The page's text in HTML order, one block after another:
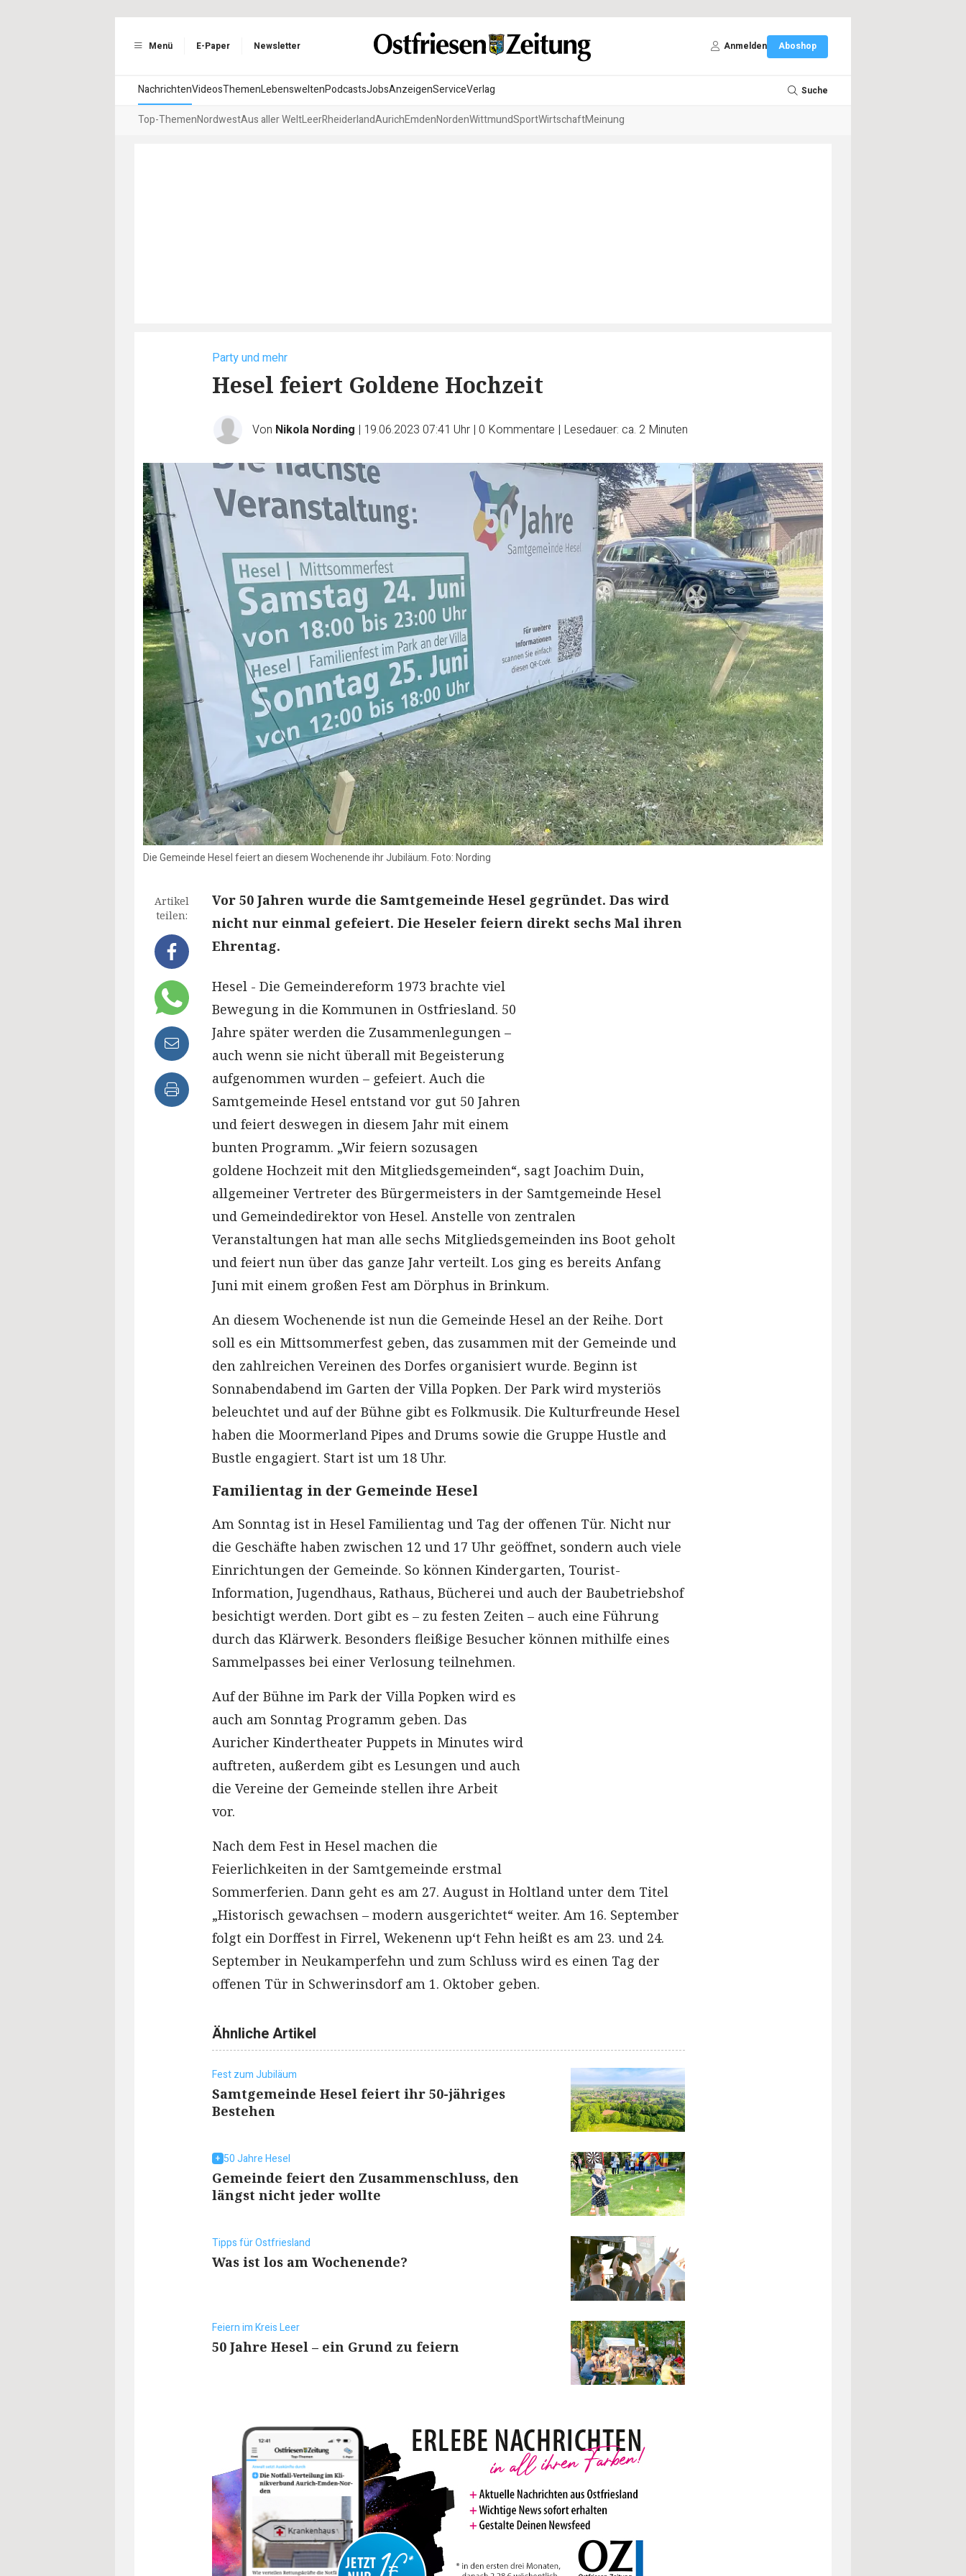
Menü E-Paper Newsletter Anmelden Aboshop
NachrichtenVideosThemenLebensweltenPodcastsJobsAnzeigenServiceVerlag Suche
Top-ThemenNordwestAus aller WeltLeerRheiderlandAurichEmdenNordenWittmundSportWirtschaftMeinung
Party und mehr
Hesel feiert Goldene Hochzeit
Von Nikola Nording | 19.06.2023 07:41 Uhr | 0 Kommentare | Lesedauer: ca. 2 Minuten
Die Gemeinde Hesel feiert an diesem Wochenende ihr Jubiläum. Foto: Nording
Artikel
teilen:
Vor 50 Jahren wurde die Samtgemeinde Hesel gegründet. Das wird
nicht nur einmal gefeiert. Die Heseler feiern direkt sechs Mal ihren
Ehrentag.
Hesel - Die Gemeindereform 1973 brachte viel
Bewegung in die Kommunen in Ostfriesland. 50
Jahre später werden die Zusammenlegungen –
auch wenn sie nicht überall mit Begeisterung
aufgenommen wurden – gefeiert. Auch die
Samtgemeinde Hesel entstand vor gut 50 Jahren
und feiert deswegen in diesem Jahr mit einem
bunten Programm. „Wir feiern sozusagen
goldene Hochzeit mit den Mitgliedsgemeinden“, sagt Joachim Duin,
allgemeiner Vertreter des Bürgermeisters in der Samtgemeinde Hesel
und Gemeindedirektor von Hesel. Anstelle von zentralen
Veranstaltungen hat man alle sechs Mitgliedsgemeinden ins Boot geholt
und feiert nun über das ganze Jahr verteilt. Los ging es bereits Anfang
Juni mit einem großen Fest am Dörphus in Brinkum.
An diesem Wochenende ist nun die Gemeinde Hesel an der Reihe. Dort
soll es ein Mittsommerfest geben, das zusammen mit der Gemeinde und
den zahlreichen Vereinen des Dorfes organisiert wurde. Beginn ist
Sonnabendabend im Garten der Villa Popken. Der Park wird mysteriös
beleuchtet und auf der Bühne gibt es Folkmusik. Die Kulturfreunde Hesel
haben die Moormerland Pipes and Drums sowie die Gruppe Hustle and
Bustle engagiert. Start ist um 18 Uhr.
Familientag in der Gemeinde Hesel
Am Sonntag ist in Hesel Familientag und Tag der offenen Tür. Nicht nur
die Geschäfte haben zwischen 12 und 17 Uhr geöffnet, sondern auch viele
Einrichtungen der Gemeinde. So können Kindergarten, Tourist-
Information, Jugendhaus, Rathaus, Bücherei und auch der Baubetriebshof
besichtigt werden. Dort gibt es – zu festen Zeiten – auch eine Führung
durch das Klärwerk. Besonders fleißige Besucher können mithilfe eines
Sammelpasses bei einer Verlosung teilnehmen.
Auf der Bühne im Park der Villa Popken wird es
auch am Sonntag Programm geben. Das
Auricher Kindertheater Puppets in Minutes wird
auftreten, außerdem gibt es Lesungen und auch
die Vereine der Gemeinde stellen ihre Arbeit
vor.
Nach dem Fest in Hesel machen die
Feierlichkeiten in der Samtgemeinde erstmal
Sommerferien. Dann geht es am 27. August in Holtland unter dem Titel
„Historisch gewachsen – modern ausgerichtet“ weiter. Am 16. September
folgt ein Dorffest in Firrel, Wekenenn up‘t Fehn heißt es am 23. und 24.
September in Neukamperfehn und zum Schluss wird es einen Tag der
offenen Tür in Schwerinsdorf am 1. Oktober geben.
Ähnliche Artikel
Fest zum Jubiläum
Samtgemeinde Hesel feiert ihr 50-jähriges
Bestehen
50 Jahre Hesel
Gemeinde feiert den Zusammenschluss, den
längst nicht jeder wollte
Tipps für Ostfriesland
Was ist los am Wochenende?
Feiern im Kreis Leer
50 Jahre Hesel – ein Grund zu feiern